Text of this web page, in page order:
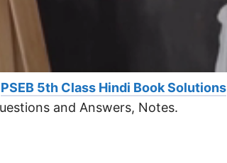
PSEB 5th Class Hindi Book Solutions
and Answers, Notes.